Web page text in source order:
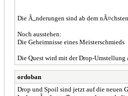
Die Ã„nderungen sind ab dem
Noch ausstehen:
Die Geheimnisse eines Meisterschmieds
Die Quest wird mit der Drop-Umstellung
ordoban
Drop und Spoil sind jetzt auf die neuen